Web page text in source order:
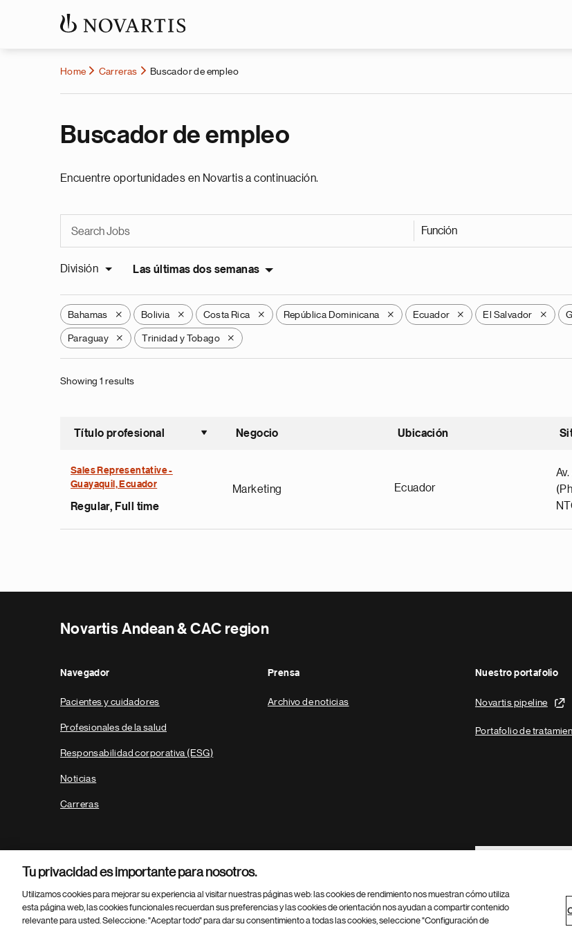
Home Carreras Buscador de empleo
Buscador de empleo
Encuentre oportunidades en Novartis a continuación.
Función
División Las últimas dos semanas
Bahamas X Bolivia X Costa Rica X República Dominicana X Ecuador X El Salvador X
Paraguay X Trinidad y Tobago X
Showing 1 results
Título profesional
Ordenar ascendente
Negocio Ubicación
Sales Representative -
Guayaquil, Ecuador
Regular, Full time
Marketing Ecuador
Novartis Andean & CAC region
Navegador
Pacientes y cuidadores
Profesionales de la salud
Responsabilidad corporativa (ESG)
Noticias
Carreras
Prensa
Archivo de noticias
Nuestro portafolio
Novartis pipeline
Portafolio de
Footer Site Search
Parte
© 2026 Novartis AG
Tu privacidad es importante para nosotros.
Utilizamos cookies para mejorar su experiencia al visitar nuestras páginas web: las cookies de rendimiento nos muestran cómo utiliza
esta página web, las cookies funcionales recuerdan sus preferencias y las cookies de orientación nos ayudan a compartir contenido
relevante para usted. Seleccione: "Aceptar todo" para dar su consentimiento a todas las cookies, seleccione "Configuración de